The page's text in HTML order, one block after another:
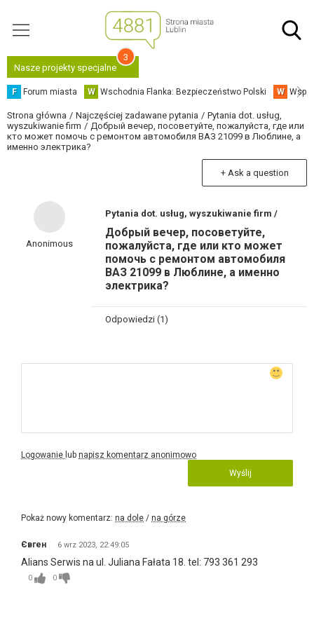
Nasze projekty specjalne
3
F Forum miasta W Wschodnia Flanka: Bezpieczeństwo Polski W
Strona główna Najczęściej zadawane pytania
Pytania dot. usług,
wyszukiwanie firm
Добрый вечер, посоветуйте, пожалуйста, где или
кто может помочь с ремонтом автомобиля ВАЗ 21099 в Люблине, а
именно электрика?
+ Ask a question
Anonimous
Pytania dot. usług, wyszukiwanie firm /
Добрый вечер, посоветуйте,
пожалуйста, где или кто может
помочь с ремонтом автомобиля
ВАЗ 21099 в Люблине, а именно
электрика?
Odpowiedzi (1)
Logowanie lub napisz komentarz anonimowo
Wyślij
Pokaż nowy komentarz: na dole / na górze
Євген 6 wrz 2023, 22:49:05
Alians Serwis na ul. Juliana Fałata 18. tel: 793 361 293
0 0